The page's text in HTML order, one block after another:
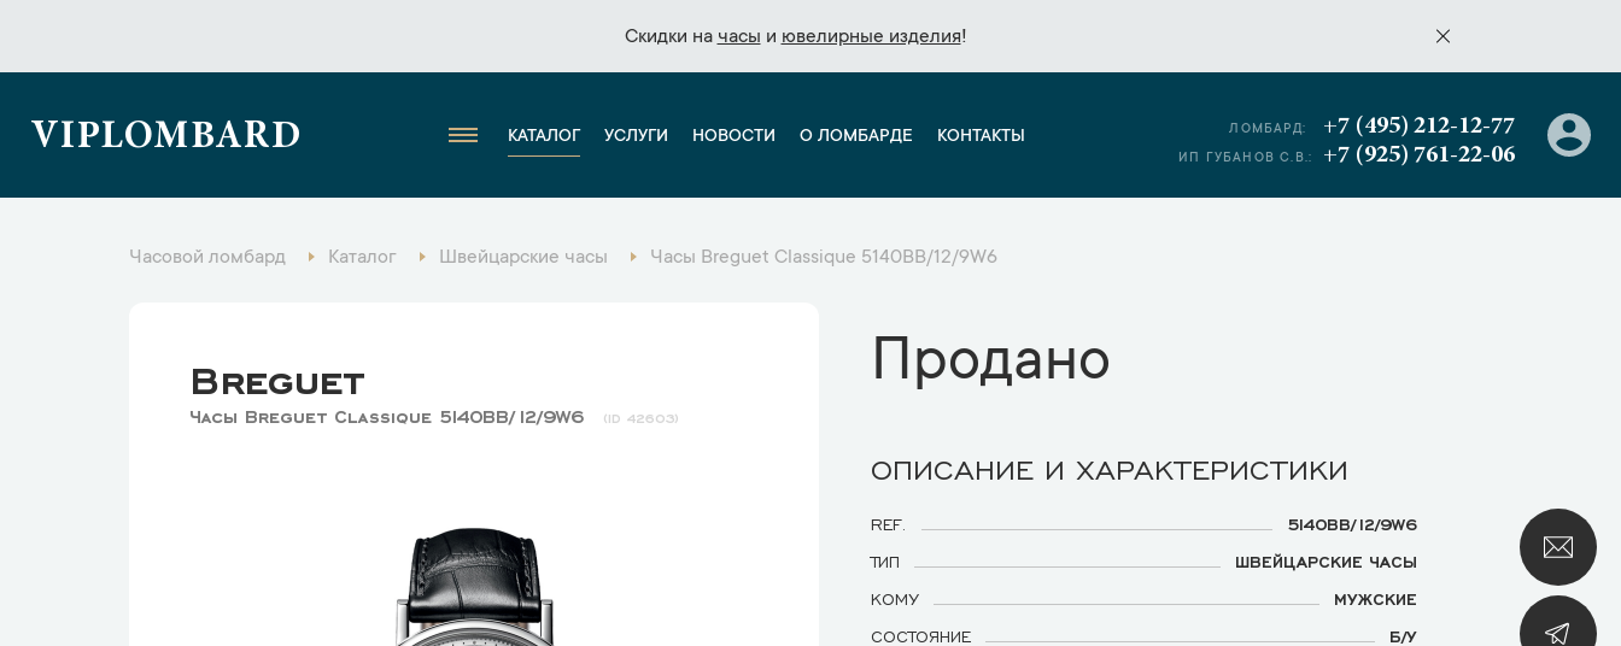
Скидки на часы и ювелирные изделия!
Скидки на часы и ювелирные изделия!
VIPLOMBARD КАТАЛОГ УСЛУГИ НОВОСТИ О ЛОМБАРДЕ КОНТАКТЫ ЛОМБАРД: +7 (495) 212-12-77
ИП ГУБАНОВ С.В.: +7 (925) 761-22-06
Часовой ломбард Каталог Швейцарские часы Часы Breguet Classique 5140BB/12/9W6
Breguet
Часы Breguet Classique 5140BB/12/9W6 42603
Продано
ОПИСАНИЕ И ХАРАКТЕРИСТИКИ
REF.
5140BB/12/9W6
ТИП
ШВЕЙЦАРСКИЕ ЧАСЫ
КОМУ
МУЖСКИЕ
СОСТОЯНИЕ
Б/У